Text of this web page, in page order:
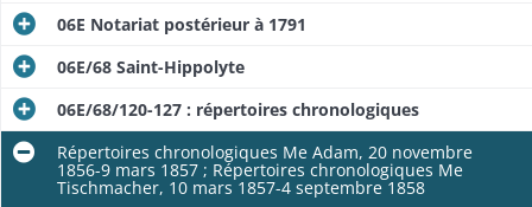
06E Notariat postérieur à 1791
06E/68 Saint-Hippolyte
06E/68/120-127 : répertoires chronologiques
Répertoires chronologiques Me Adam, 20 novembre
1856-9 mars 1857 ; Répertoires chronologiques Me
Tischmacher, 10 mars 1857-4 septembre 1858